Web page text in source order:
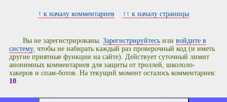
↑ к началу комментариев ↑↑ к началу страницы
Вы не зарегистрированы.Зарегистрируйтесь иливойдите в
систему, чтобы не набирать каждый раз проверочный код (и иметь
другие приятные функции на сайте). Действует суточный лимит
анонимных комментариев для защиты от троллей, школоло-
хакеров и спам-ботов. На текущий момент осталось комментариев:
10.